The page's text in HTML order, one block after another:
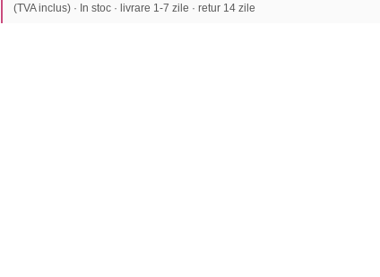
(TVA inclus) · In stoc · livrare 1-7 zile · retur 14 zile